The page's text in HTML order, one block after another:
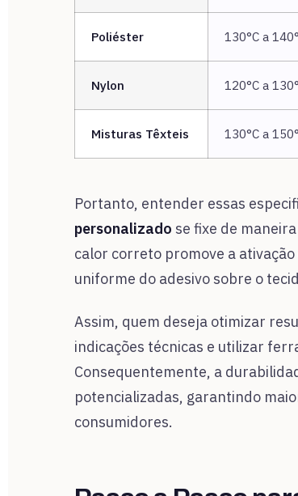
Poliéster 130°C a
Nylon 120°C a
Misturas Têxteis 130°C a
Portanto, entender essas
personalizado se fixe de
calor correto promove a
uniforme do adesivo sobre o
Assim, quem deseja otimizar
indicações técnicas e utilizar
Consequentemente, a
potencializadas, garantindo
consumidores.